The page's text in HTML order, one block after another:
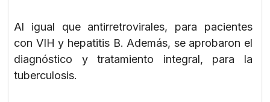
Al igual que antirretrovirales, para pacientes
con VIH y hepatitis B. Además, se aprobaron el
diagnóstico y tratamiento integral, para la
tuberculosis.